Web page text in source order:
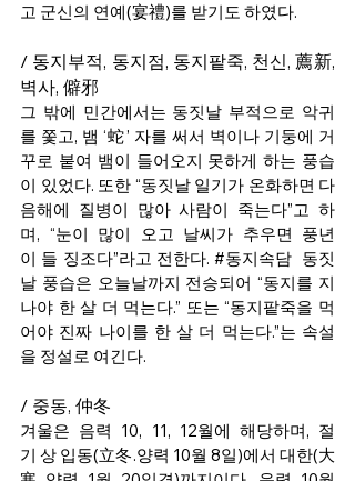
고 군신의 연예(宴禮)를 받기도 하였다.
/ 동지부적, 동지점, 동지팥죽, 천신, 薦新,
벽사, 僻邪
그 밖에 민간에서는 동짓날 부적으로 악귀
를 쫓고, 뱀 ‘蛇’ 자를 써서 벽이나 기둥에 거
꾸로 붙여 뱀이 들어오지 못하게 하는 풍습
이 있었다. 또한 “동짓날 일기가 온화하면 다
음해에 질병이 많아 사람이 죽는다”고 하
며, “눈이 많이 오고 날씨가 추우면 풍년
이 들 징조다”라고 전한다. #동지속담 동짓
날 풍습은 오늘날까지 전승되어 “동지를 지
나야 한 살 더 먹는다.” 또는 “동지팥죽을 먹
어야 진짜 나이를 한 살 더 먹는다.”는 속설
을 정설로 여긴다.
/ 중동, 仲冬
겨울은 음력 10, 11, 12월에 해당하며, 절
기 상 입동(立冬.양력 10월 8일)에서 대한(大